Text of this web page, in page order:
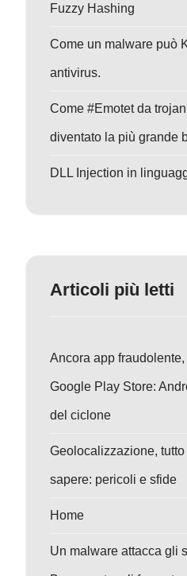
Fuzzy Hashing
Come un malware può
antivirus.
Come #Emotet da
diventato la più grande
DLL Injection in
Articoli più letti
Ancora app
Google Play Store:
del ciclone
Geolocalizzazione,
sapere: pericoli e sfide
Home
Un malware attacca gli